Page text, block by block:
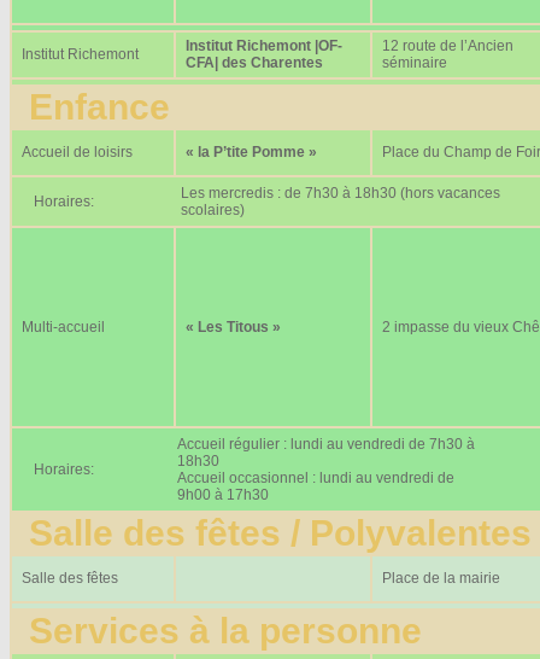
Institut Richemont
Institut Richemont |OF-
CFA| des Charentes
12 route de l’Ancien
séminaire
Enfance
Accueil de loisirs « la P’tite Pomme » Place du Champ de
Horaires:
Les mercredis : de 7h30 à 18h30 (hors vacances
scolaires)
Multi-accueil « Les Titous » 2 impasse du vieux
Horaires:
Accueil régulier : lundi au vendredi de 7h30 à
18h30
Accueil occasionnel : lundi au vendredi de
9h00 à 17h30
Salle des fêtes / Polyvalentes
Salle des fêtes Place de la mairie
Services à la personne